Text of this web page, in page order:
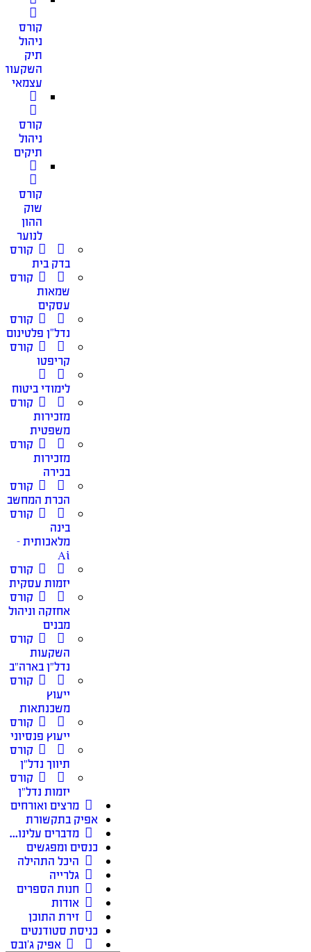
קורס
ניהול
תיק
השקעות
עצמאי
קורס
ניהול
תיקים
קורס
שוק
ההון
לנוער
קורס
בדק בית
קורס
שמאות
עסקים
קורס
נדל”ן פלטינום
קורס
קריפטו
לימודי ביטוח
קורס
מזכירות
משפטית
קורס
מזכירות
בכירה
קורס
הכרת המחשב
קורס
בינה
מלאכותית –
Ai
קורס
יזמות עסקית
קורס
אחזקה וניהול
מבנים
קורס
השקעות
נדל״ן בארה״ב
קורס
ייעוץ
משכנתאות
קורס
ייעוץ פנסיוני
קורס
תיווך נדל״ן
קורס
יזמות נדל״ן
מרצים ואורחים
אפיק בתקשורת
מדברים עלינו…
כנסים ומפגשים
היכל התהילה
גלרייה
חנות הספרים
אודות
זירת התוכן
כניסת סטודנטים
אפיק ג’ובס